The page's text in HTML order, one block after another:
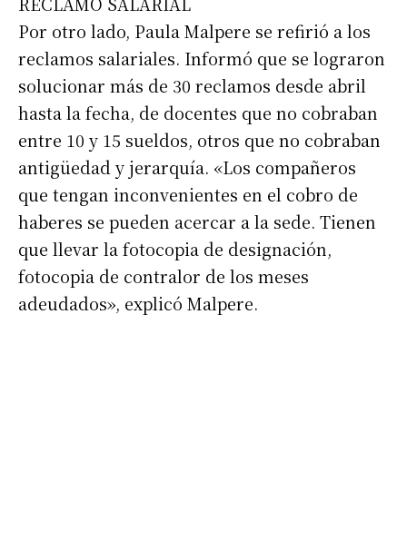
Dirección de correo electrónico *
Nombre
Apellidos
Número de teléfono
Por otro lado, Paula Malpere se refirió a los
reclamos salariales. Informó que se lograron
solucionar más de 30 reclamos desde abril
hasta la fecha, de docentes que no cobraban
entre 10 y 15 sueldos, otros que no cobraban
antigüedad y jerarquía. «Los compañeros
que tengan inconvenientes en el cobro de
haberes se pueden acercar a la sede. Tienen
que llevar la fotocopia de designación,
fotocopia de contralor de los meses
adeudados», explicó Malpere.